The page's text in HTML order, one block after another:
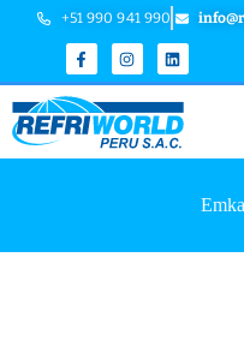
+51 990 941 990